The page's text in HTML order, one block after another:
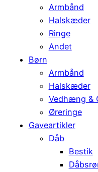
Armbånd
Halskæder
Ringe
Andet
Børn
Armbånd
Halskæder
Vedhæng &
Øreringe
Gaveartikler
Dåb
Bestik